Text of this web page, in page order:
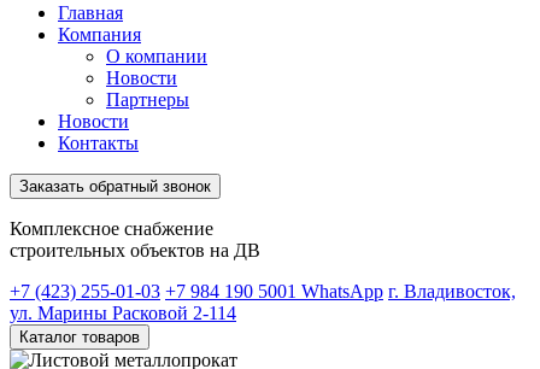
Главная
Компания
О компании
Новости
Партнеры
Новости
Контакты
Заказать обратный звонок
Комплексное снабжение
строительных объектов на ДВ
+7 (423) 255-01-03 +7 984 190 5001 WhatsApp г. Владивосток,
ул. Марины Расковой 2-114
Каталог товаров